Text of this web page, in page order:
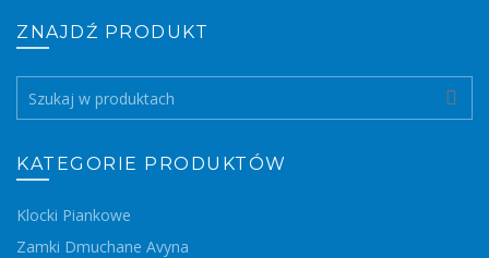
ZNAJDŹ PRODUKT
Search
for:
KATEGORIE PRODUKTÓW
Klocki Piankowe
Zamki Dmuchane Avyna